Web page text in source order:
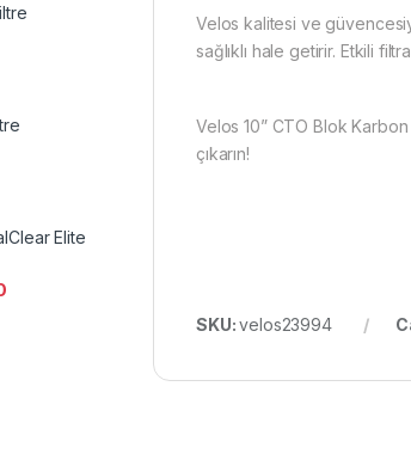
Velos kalitesi ve
sağlıklı hale getirir. Etkili
Velos 10” CTO Blok
çıkarın!
SKU:velos23994
Elite